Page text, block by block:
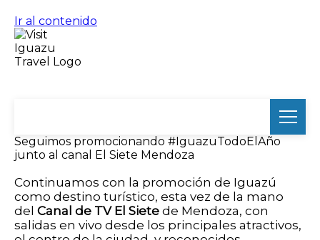
Ir al contenido
Seguimos promocionando #IguazuTodoElAño
junto al canal El Siete Mendoza
Continuamos con la promoción de Iguazú
como destino turístico, esta vez de la mano
del Canal de TV El Siete de Mendoza, con
salidas en vivo desde los principales atractivos,